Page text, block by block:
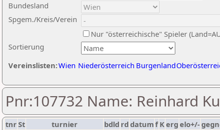
Sortierung
Bundesland
Spgem./Kreis/Verein
Nur "österreichische" Spieler
Vereinslisten:Wien Niederösterreich Burgenland
Pnr:107732 Name: Reinhard
tnrSt turnier bdld rd datumf Kerg elo+/-